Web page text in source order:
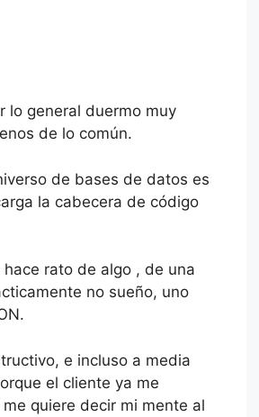
lo general duermo muy
de lo común.
de bases de datos es
la cabecera de código
rato de algo , de una
no sueño, uno
e incluso a media
el cliente ya me
quiere decir mi mente al